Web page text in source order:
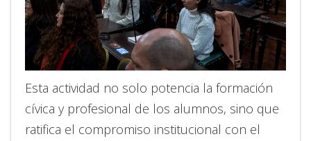
Esta actividad no solo potencia la formación
cívica y profesional de los alumnos, sino que
ratifica el compromiso institucional con el